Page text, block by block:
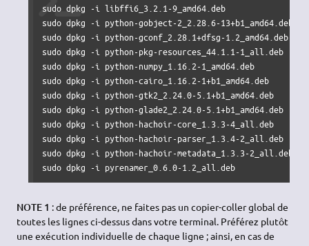
sudo dpkg -i libffi6_3.2.1-9_amd64.deb
sudo dpkg -i python-gobject-2_2.28.6-13+b1_amd64.deb
sudo dpkg -i python-gconf_2.28.1+dfsg-1.2_amd64.deb
sudo dpkg -i python-pkg-resources_44.1.1-1_all.deb
sudo dpkg -i python-numpy_1.16.2-1_amd64.deb
sudo dpkg -i python-cairo_1.16.2-1+b1_amd64.deb
sudo dpkg -i python-gtk2_2.24.0-5.1+b1_amd64.deb
sudo dpkg -i python-glade2_2.24.0-5.1+b1_amd64.deb
sudo dpkg -i python-hachoir-core_1.3.3-4_all.deb
sudo dpkg -i python-hachoir-parser_1.3.4-2_all.deb
sudo dpkg -i python-hachoir-metadata_1.3.3-2_all.deb
sudo dpkg -i pyrenamer_0.6.0-1.2_all.deb
NOTE 1 : de préférence, ne faites pas un copier-coller global de
toutes les lignes ci-dessus dans votre terminal. Préférez plutôt
une exécution individuelle de chaque ligne ; ainsi, en cas de